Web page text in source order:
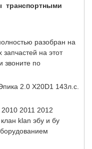
транспортными
разобран на
на этот
звоните по
2.0 X20D1 143л.с.
2011 2012
klan эбу и бу